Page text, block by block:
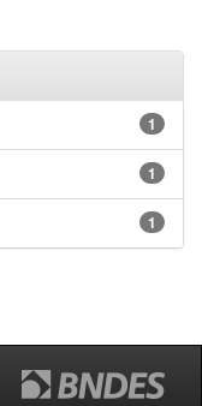
1
1
1